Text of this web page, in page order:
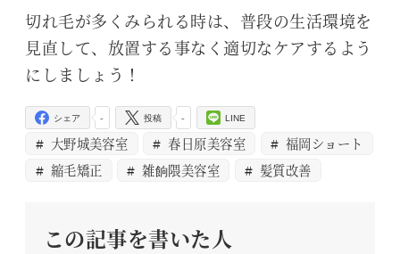
切れ毛が多くみられる時は、普段の生活環境を
見直して、放置する事なく適切なケアするよう
にしましょう！
-
シェア -
投稿 LINE
大野城美容室 春日原美容室
福岡ショート
縮毛矯正
雑餉隈美容室 髪質改善
この記事を書いた人